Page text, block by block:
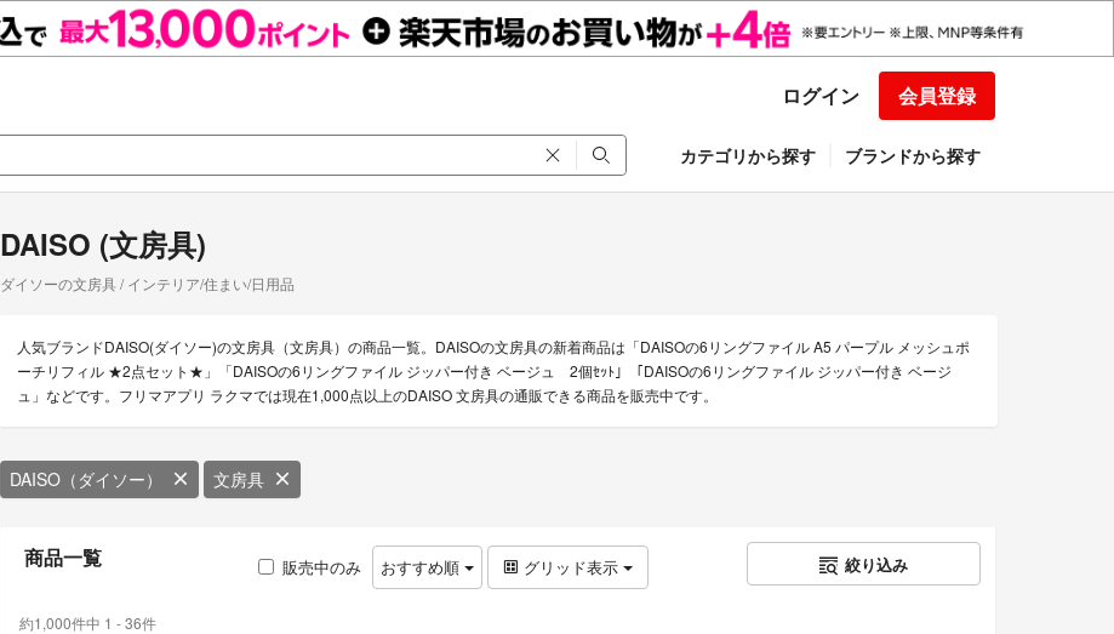
ログイン 会員登録
カテゴリから探す ブランドから探す
DAISO (文房具)
ダイソーの文房具 / インテリア/住まい/日用品
人気ブランドDAISO(ダイソー)の文房具（文房具）の商品一覧。DAISOの文房具の新着商品は「DAISOの6リングファイル A5 パープル メッシュポ
ーチリフィル ★2点セット★」「DAISOの6リングファイル ジッパー付き ベージュ 2個ｾｯﾄ」「DAISOの6リングファイル ジッパー付き ベージ
ュ」などです。フリマアプリ ラクマでは現在1,000点以上のDAISO 文房具の通販できる商品を販売中です。
DAISO（ダイソー） 文房具
商品一覧 販売中のみ おすすめ順 グリッド表示 絞り込み
約1,000件中 1 - 36件